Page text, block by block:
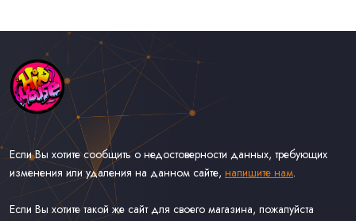
Если Вы хотите сообщить о недостоверности данных, требующих
изменения или удаления на данном сайте, напишите нам.
Если Вы хотите такой же сайт для своего магазина, пожалуйста